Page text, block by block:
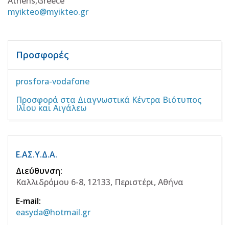
myikteo@myikteo.gr
Προσφορές
prosfora-vodafone
Προσφορά στα Διαγνωστικά Κέντρα Βιότυπος
Ιλίου και Αιγάλεω
Ε.ΑΣ.Υ.Δ.Α.
Διεύθυνση:
Καλλιδρόμου 6-8, 12133, Περιστέρι, Αθήνα
E-mail:
easyda@hotmail.gr